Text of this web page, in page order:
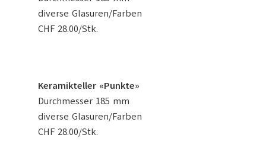
diverse Glasuren/Farben
CHF 28.00/Stk.
Keramikteller «Punkte»
Durchmesser 185 mm
diverse Glasuren/Farben
CHF 28.00/Stk.